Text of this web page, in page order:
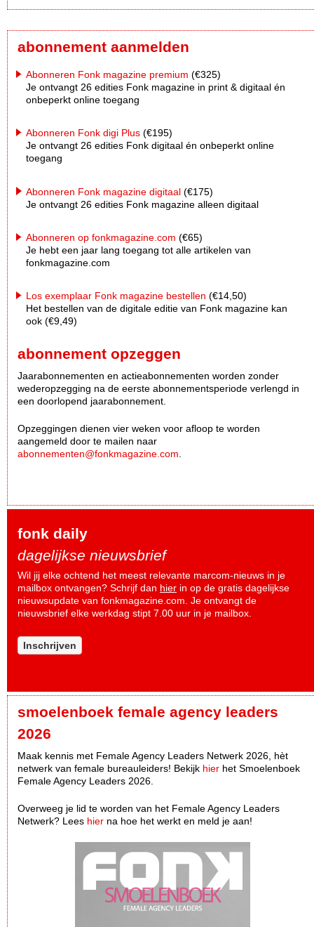
abonnement aanmelden
Abonneren Fonk magazine premium (€325)
Je ontvangt 26 edities Fonk magazine in print & digitaal én
onbeperkt online toegang
Abonneren Fonk digi Plus (€195)
Je ontvangt 26 edities Fonk digitaal én onbeperkt online
toegang
Abonneren Fonk magazine digitaal (€175)
Je ontvangt 26 edities Fonk magazine alleen digitaal
Abonneren op fonkmagazine.com (€65)
Je hebt een jaar lang toegang tot alle artikelen van
fonkmagazine.com
Los exemplaar Fonk magazine bestellen (€14,50)
Het bestellen van de digitale editie van Fonk magazine kan
ook (€9,49)
abonnement opzeggen
Jaarabonnementen en actieabonnementen worden zonder
wederopzegging na de eerste abonnementsperiode verlengd in
een doorlopend jaarabonnement.
Opzeggingen dienen vier weken voor afloop te worden
aangemeld door te mailen naar
abonnementen@fonkmagazine.com
fonk daily
dagelijkse nieuwsbrief
Wil jij elke ochtend het meest relevante marcom-nieuws in je
mailbox ontvangen? Schrijf dan hier in op de gratis dagelijkse
nieuwsupdate van fonkmagazine.com. Je ontvangt de
nieuwsbrief elke werkdag stipt 7.00 uur in je mailbox.
Inschrijven
smoelenboek female agency leaders
2026
Maak kennis met Female Agency Leaders Netwerk 2026, hèt
netwerk van female bureauleiders! Bekijk hier het Smoelenboek
Female Agency Leaders 2026.
Overweeg je lid te worden van het Female Agency Leaders
Netwerk? Lees hier na hoe het werkt en meld je aan!